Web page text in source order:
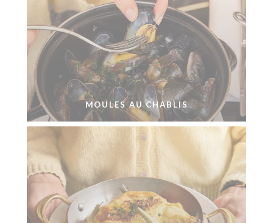
MOULES AU CHABLIS